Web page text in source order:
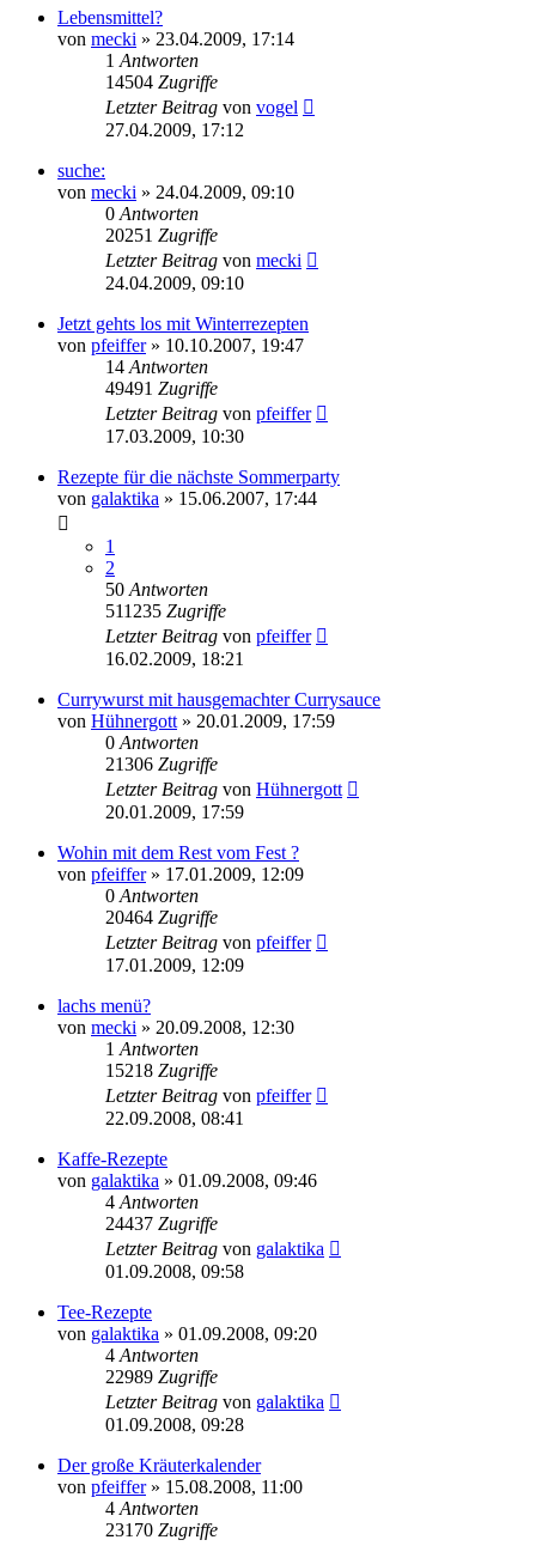
Lebensmittel?
von mecki » 23.04.2009, 17:14
1 Antworten
14504 Zugriffe
Letzter Beitrag von vogel
27.04.2009, 17:12
suche:
von mecki » 24.04.2009, 09:10
0 Antworten
20251 Zugriffe
Letzter Beitrag von mecki
24.04.2009, 09:10
Jetzt gehts los mit Winterrezepten
von pfeiffer» 10.10.2007, 19:47
14 Antworten
49491 Zugriffe
Letzter Beitrag von pfeiffer
17.03.2009, 10:30
Rezepte für die nächste Sommerparty
von galaktika » 15.06.2007, 17:44
1
2
50 Antworten
511235 Zugriffe
Letzter Beitrag von pfeiffer
16.02.2009, 18:21
Currywurst mit hausgemachter Currysauce
von Hühnergott » 20.01.2009, 17:59
0 Antworten
21306 Zugriffe
Letzter Beitrag von Hühnergott
20.01.2009, 17:59
Wohin mit dem Rest vom Fest ?
von pfeiffer» 17.01.2009, 12:09
0 Antworten
20464 Zugriffe
Letzter Beitrag von pfeiffer
17.01.2009, 12:09
lachs menü?
von mecki » 20.09.2008, 12:30
1 Antworten
15218 Zugriffe
Letzter Beitrag von pfeiffer
22.09.2008, 08:41
Kaffe-Rezepte
von galaktika » 01.09.2008, 09:46
4 Antworten
24437 Zugriffe
Letzter Beitrag von galaktika
01.09.2008, 09:58
Tee-Rezepte
von galaktika » 01.09.2008, 09:20
4 Antworten
22989 Zugriffe
Letzter Beitrag von galaktika
01.09.2008, 09:28
Der große Kräuterkalender
von pfeiffer» 15.08.2008, 11:00
4 Antworten
23170 Zugriffe